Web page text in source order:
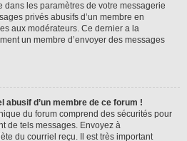
dans les paramètres de votre messagerie
privés abusifs d’un membre en
aux modérateurs. Ce dernier a la
un membre d’envoyer des messages
abusif d’un membre de ce forum !
du forum comprend des sécurités pour
de tels messages. Envoyez à
du courriel reçu. Il est très important